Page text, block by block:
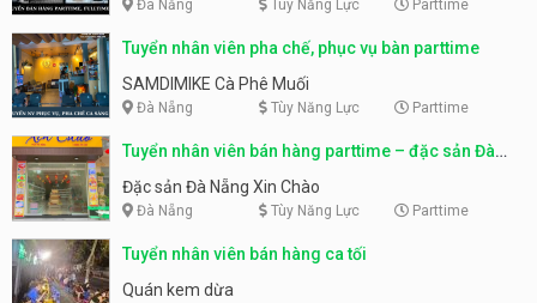
Đà Nẵng Tùy Năng Lực Parttime
Tuyển nhân viên pha chế, phục vụ bàn parttime
SAMDIMIKE Cà Phê Muối
Đà Nẵng Tùy Năng Lực Parttime
Tuyển nhân viên bán hàng parttime – đặc sản Đà
Nẵng
Đặc sản Đà Nẵng Xin Chào
Đà Nẵng Tùy Năng Lực Parttime
Tuyển nhân viên bán hàng ca tối
Quán kem dừa